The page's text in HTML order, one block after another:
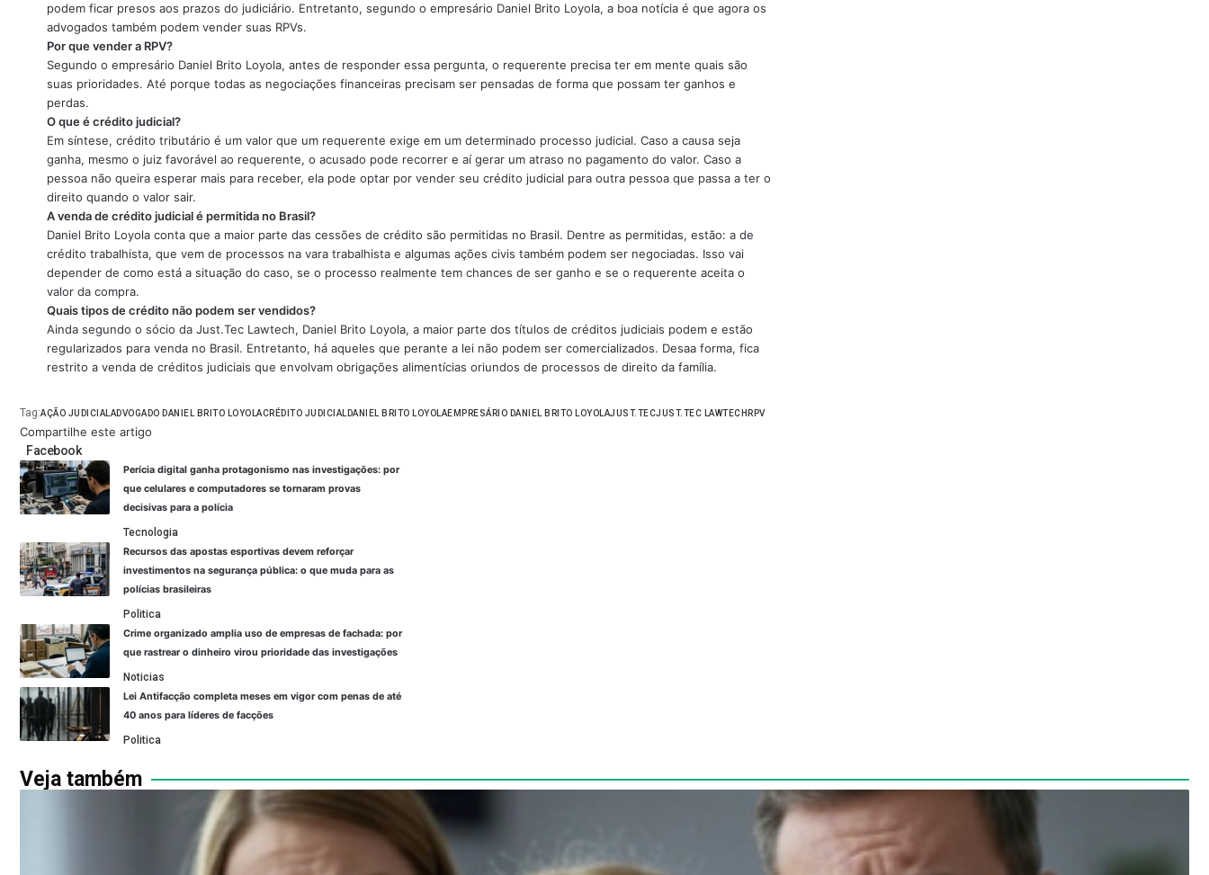
podem ficar presos aos prazos do judiciário. Entretanto, segundo o empresário Daniel Brito Loyola, a boa notícia é que agora os
advogados também podem vender suas RPVs.
Por que vender a RPV?
Segundo o empresário Daniel Brito Loyola, antes de responder essa pergunta, o requerente precisa ter em mente quais são
suas prioridades. Até porque todas as negociações financeiras precisam ser pensadas de forma que possam ter ganhos e
perdas.
O que é crédito judicial?
Em síntese, crédito tributário é um valor que um requerente exige em um determinado processo judicial. Caso a causa seja
ganha, mesmo o juiz favorável ao requerente, o acusado pode recorrer e aí gerar um atraso no pagamento do valor. Caso a
pessoa não queira esperar mais para receber, ela pode optar por vender seu crédito judicial para outra pessoa que passa a ter o
direito quando o valor sair.
A venda de crédito judicial é permitida no Brasil?
Daniel Brito Loyola conta que a maior parte das cessões de crédito são permitidas no Brasil. Dentre as permitidas, estão: a de
crédito trabalhista, que vem de processos na vara trabalhista e algumas ações civis também podem ser negociadas. Isso vai
depender de como está a situação do caso, se o processo realmente tem chances de ser ganho e se o requerente aceita o
valor da compra.
Quais tipos de crédito não podem ser vendidos?
Ainda segundo o sócio da Just.Tec Lawtech, Daniel Brito Loyola, a maior parte dos títulos de créditos judiciais podem e estão
regularizados para venda no Brasil. Entretanto, há aqueles que perante a lei não podem ser comercializados. Desaa forma, fica
restrito a venda de créditos judiciais que envolvam obrigações alimentícias oriundos de processos de direito da família.
Tag:AÇÃO JUDICIALADVOGADO DANIEL BRITO LOYOLACRÉDITO JUDICIALDANIEL BRITO LOYOLAEMPRESÁRIO DANIEL BRITO LOYOLAJUST.TECJUST.TEC LAWTECH RPV
Compartilhe este artigo
Facebook
Perícia digital ganha protagonismo nas investigações: por
que celulares e computadores se tornaram provas
decisivas para a polícia
Tecnologia
Recursos das apostas esportivas devem reforçar
investimentos na segurança pública: o que muda para as
polícias brasileiras
Politica
Crime organizado amplia uso de empresas de fachada: por
que rastrear o dinheiro virou prioridade das investigações
Noticias
Lei Antifacção completa meses em vigor com penas de até
40 anos para líderes de facções
Politica
Veja também